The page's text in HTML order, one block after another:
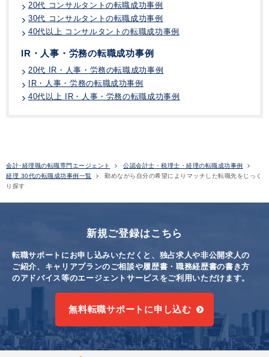
20代 コンサルタントの転職成功事例
30代 コンサルタントの転職成功事例
40代以上 コンサルタントの転職成功事例
IR・人事・労務の転職成功事例
20代 IR・人事・労務の転職成功事例
IR・人事・労務の転職成功事例
40代以上 IR・人事・労務の転職成功事例
会計･経理職の転職専門エージェント
公認会計士・税理士・経理の転職成功事例
経理 30代の転職成功事例一覧
勤めながら自分の希望によりマッチした転職先をじっく
り探す
新規ご登録はこちら
転職サポートにお申し込みいただくと、独占求人や非公開求人の
ご紹介、キャリアプランのご相談や履歴書・職務経歴書の書き方
のアドバイス等のエージェントサービスをご利用いただけます。
無料転職サポートに申し込む